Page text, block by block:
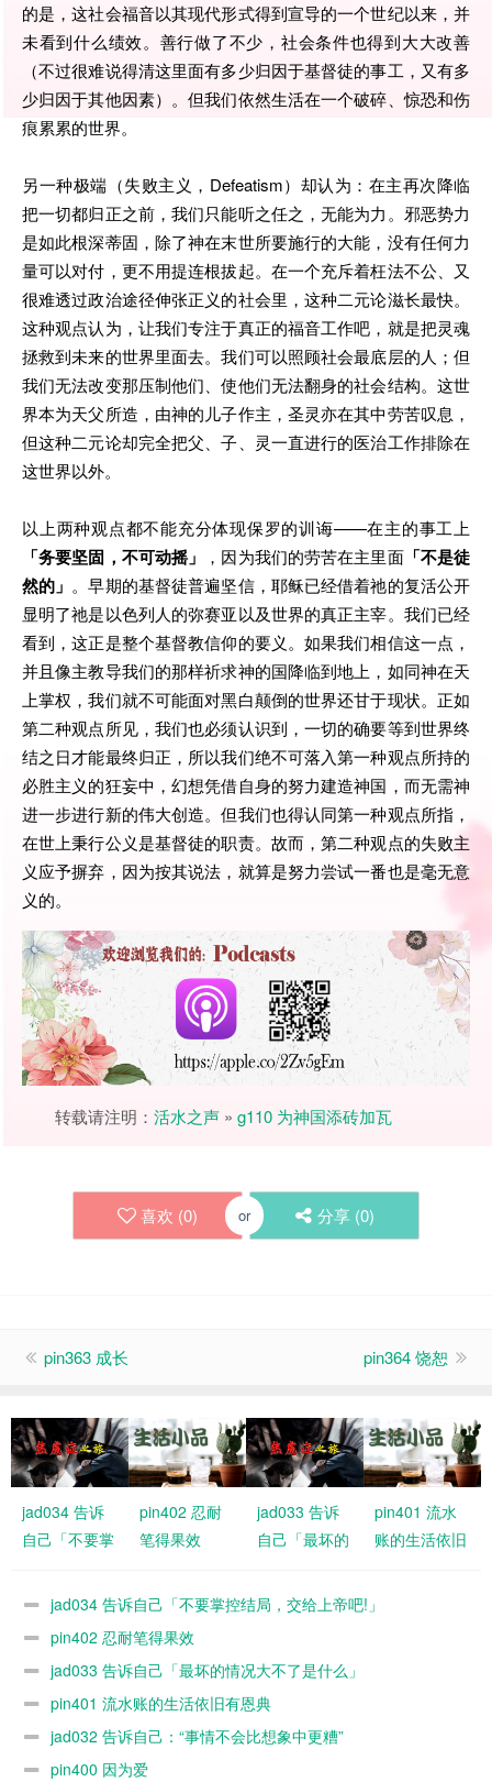
的是，这社会福音以其现代形式得到宣导的一个世纪以来，并
未看到什么绩效。善行做了不少，社会条件也得到大大改善
（不过很难说得清这里面有多少归因于基督徒的事工，又有多
少归因于其他因素）。但我们依然生活在一个破碎、惊恐和伤
痕累累的世界。
另一种极端（失败主义，Defeatism）却认为：在主再次降临
把一切都归正之前，我们只能听之任之，无能为力。邪恶势力
是如此根深蒂固，除了神在末世所要施行的大能，没有任何力
量可以对付，更不用提连根拔起。在一个充斥着枉法不公、又
很难透过政治途径伸张正义的社会里，这种二元论滋长最快。
这种观点认为，让我们专注于真正的福音工作吧，就是把灵魂
拯救到未来的世界里面去。我们可以照顾社会最底层的人；但
我们无法改变那压制他们、使他们无法翻身的社会结构。这世
界本为天父所造，由神的儿子作主，圣灵亦在其中劳苦叹息，
但这种二元论却完全把父、子、灵一直进行的医治工作排除在
这世界以外。
以上两种观点都不能充分体现保罗的训诲——在主的事工上
「务要坚固，不可动摇」 ，因为我们的劳苦在主里面「不是徒
然的」 。早期的基督徒普遍坚信，耶稣已经借着祂的复活公开
显明了祂是以色列人的弥赛亚以及世界的真正主宰。我们已经
看到，这正是整个基督教信仰的要义。如果我们相信这一点，
并且像主教导我们的那样祈求神的国降临到地上，如同神在天
上掌权，我们就不可能面对黑白颠倒的世界还甘于现状。正如
第二种观点所见，我们也必须认识到，一切的确要等到世界终
结之日才能最终归正，所以我们绝不可落入第一种观点所持的
必胜主义的狂妄中，幻想凭借自身的努力建造神国，而无需神
进一步进行新的伟大创造。但我们也得认同第一种观点所指，
在世上秉行公义是基督徒的职责。故而，第二种观点的失败主
义应予摒弃，因为按其说法，就算是努力尝试一番也是毫无意
义的。
转载请注明： 活水之声 » g110 为神国添砖加瓦
喜欢 (0) or 分享 (0)
pin363 成长 pin364 饶恕
jad034 告诉
自己「不要掌
上帝吧!」
pin402 忍耐
笔得果效
jad033 告诉
自己「最坏的
什么」
pin401 流水
账的生活依旧
jad034 告诉自己「不要掌控结局，交给上帝吧!」
pin402 忍耐笔得果效
jad033 告诉自己「最坏的情况大不了是什么」
pin401 流水账的生活依旧有恩典
jad032 告诉自己：“事情不会比想象中更糟”
pin400 因为爱